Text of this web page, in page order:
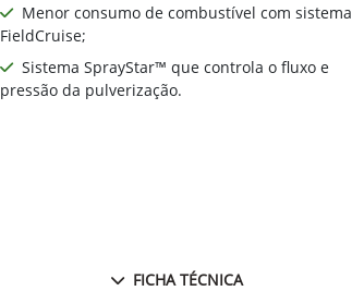
Menor consumo de combustível com sistema
FieldCruise;
Sistema SprayStar™ que controla o fluxo e
pressão da pulverização.
FICHA TÉCNICA